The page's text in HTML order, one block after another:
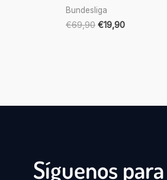
Bundesliga
€69,90 €19,90
Síguenos